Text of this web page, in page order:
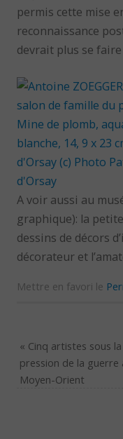
permis cette mise
reconnaissance
devrait plus se
A voir aussi au
graphique): la
dessins de décors
décorateur et
Mettre en favori le
« Cinq artistes sous la
pression de la guerre
Moyen-Orient